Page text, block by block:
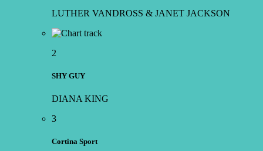
LUTHER VANDROSS & JANET JACKSON
2
SHY GUY
DIANA KING
3
Cortina Sport